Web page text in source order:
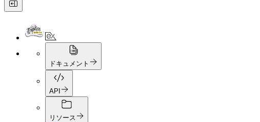
ドキュメント
API
リソース